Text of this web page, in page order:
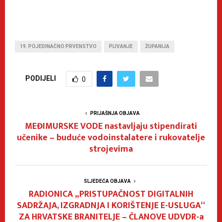
19. POJEDINAČNO PRVENSTVO PLIVANJE ŽUPANIJA
PODIJELI 0
PRIJAŠNJA OBJAVA
MEĐIMURSKE VODE nastavljaju stipendirati
učenike – buduće vodoinstalatere i rukovatelje
strojevima
SLJEDEĆA OBJAVA
RADIONICA „PRISTUPAČNOST DIGITALNIH
SADRŽAJA, IZGRADNJA I KORIŠTENJE E-USLUGA“
ZA HRVATSKE BRANITELJE – ČLANOVE UDVDR-a